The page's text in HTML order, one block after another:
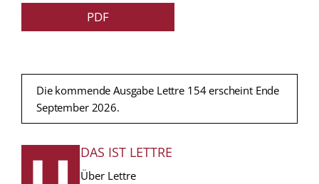
PDF
Die kommende Ausgabe Lettre 154 erscheint Ende
September 2026.
FUSSZEILE
DAS IST LETTRE
Über Lettre